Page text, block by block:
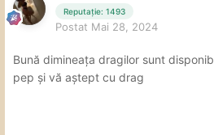
Reputație: 1493
Postat Mai 28, 2024
Bună dimineața dragilor sunt
pep și vă aștept cu drag